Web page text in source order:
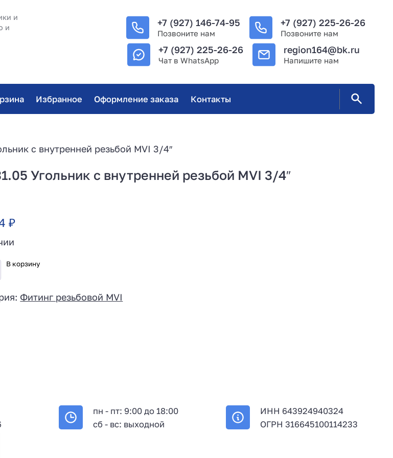
и
и
+7 (927) 146-74-95
Позвоните нам
+7 (927) 225-26-26
Позвоните нам
+7 (927) 225-26-26
Чат в WhatsApp
region164@bk.ru
Напишите нам
Избранное Оформление заказа Контакты
с внутренней резьбой MVI 3/4″
Угольник с внутренней резьбой MVI 3/4″
₽
В корзину
Фитинг резьбовой MVI
пн - пт: 9:00 до 18:00
сб - вс: выходной
ИНН 643924940324
ОГРН 316645100114233